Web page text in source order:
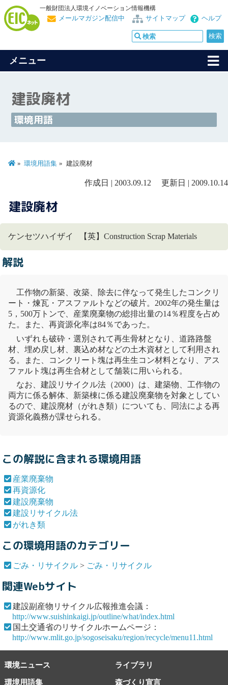
一般財団法人環境イノベーション情報機構
ヘルプ
サイトマップ
メールマガジン配信中
メニュー
建設廃材
環境用語
環境用語集 建設廃材
作成日 | 2003.09.12 更新日 | 2009.10.14
建設廃材
ケンセツハイザイ 【英】Construction Scrap Materials
解説
工作物の新築、改築、除去に伴なって発生したコンクリ
ート・煉瓦・アスファルトなどの破片。2002年の発生量は
5，500万トンで、 産業廃棄物の総排出量の14％程度を占め
た。また、 再資源化率は84％であった。
いずれも破砕・選別されて再生骨材となり、道路路盤
材、埋め戻し材、裏込め材などの土木資材として利用され
る。また、コンクリート塊は再生生コン材料となり、アス
ファルト塊は再生合材として舗装に用いられる。
なお、 建設リサイクル法 （2000）は、建築物、工作物の
両方に係る解体、新築棟に係る建設廃棄物を対象としてい
るので、建設廃材（がれき類）についても、同法による再
資源化義務が課せられる。
この解説に含まれる環境用語
産業廃棄物
再資源化
建設廃棄物
建設リサイクル法
がれき類
この環境用語のカテゴリー
ごみ・リサイクル > ごみ・リサイクル
関連Webサイト
建設副産物リサイクル広報推進会議：
http://www.suishinkaigi.jp/outline/what/index.html
国土交通省のリサイクルホームページ：
http://www.mlit.go.jp/sogoseisaku/region/recycle/menu11.html
環境ニュース ライブラリ
環境用語集 森づくり宣言